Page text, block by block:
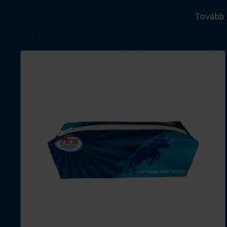
Tovább